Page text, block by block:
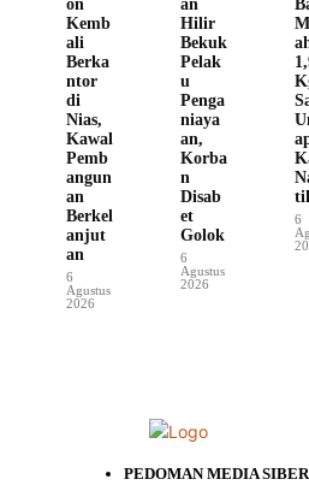
on
Kemb
ali
Berka
ntor
di
Nias,
Kawal
Pemb
angun
an
Berkel
anjut
an
6
Agustus
2026
an
Hilir
Bekuk
Pelak
u
Penga
niaya
an,
Korba
n
Disab
et
Golok
6
Agustus
2026
6
PEDOMAN MEDIA SIBER